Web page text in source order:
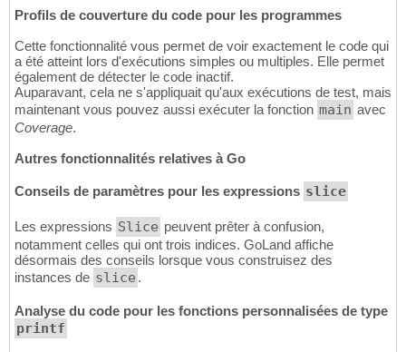
Profils de couverture du code pour les programmes
Cette fonctionnalité vous permet de voir exactement le code qui
a été atteint lors d'exécutions simples ou multiples. Elle permet
également de détecter le code inactif.
Auparavant, cela ne s'appliquait qu'aux exécutions de test, mais
maintenant vous pouvez aussi exécuter la fonction main avec
Coverage.
Autres fonctionnalités relatives à Go
Conseils de paramètres pour les expressions slice
Les expressions Slice peuvent prêter à confusion,
notamment celles qui ont trois indices. GoLand affiche
désormais des conseils lorsque vous construisez des
instances de slice .
Analyse du code pour les fonctions personnalisées de type
printf